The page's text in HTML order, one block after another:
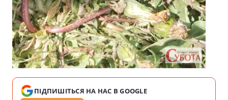
ПІДПИШІТЬСЯ НА НАС В GOOGLE